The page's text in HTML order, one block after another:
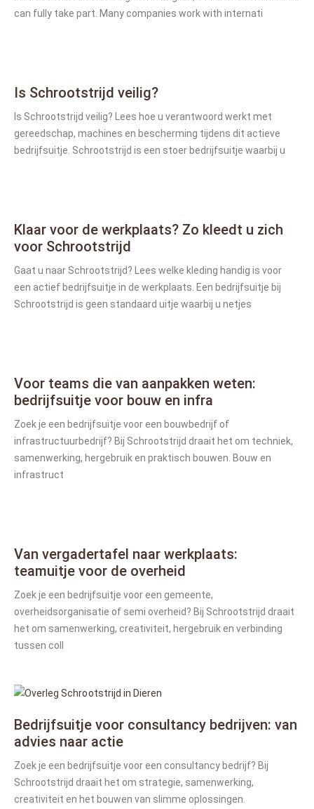
can fully take part. Many companies work with internati
Is Schrootstrijd veilig?
Is Schrootstrijd veilig? Lees hoe u verantwoord werkt met
gereedschap, machines en bescherming tijdens dit actieve
bedrijfsuitje. Schrootstrijd is een stoer bedrijfsuitje waarbij u
Klaar voor de werkplaats? Zo kleedt u zich
voor Schrootstrijd
Gaat u naar Schrootstrijd? Lees welke kleding handig is voor
een actief bedrijfsuitje in de werkplaats. Een bedrijfsuitje bij
Schrootstrijd is geen standaard uitje waarbij u netjes
Voor teams die van aanpakken weten:
bedrijfsuitje voor bouw en infra
Zoek je een bedrijfsuitje voor een bouwbedrijf of
infrastructuurbedrijf? Bij Schrootstrijd draait het om techniek,
samenwerking, hergebruik en praktisch bouwen. Bouw en
infrastruct
Van vergadertafel naar werkplaats:
teamuitje voor de overheid
Zoek je een bedrijfsuitje voor een gemeente,
overheidsorganisatie of semi overheid? Bij Schrootstrijd draait
het om samenwerking, creativiteit, hergebruik en verbinding
tussen coll
Bedrijfsuitje voor consultancy bedrijven: van
advies naar actie
Zoek je een bedrijfsuitje voor een consultancy bedrijf? Bij
Schrootstrijd draait het om strategie, samenwerking,
creativiteit en het bouwen van slimme oplossingen.